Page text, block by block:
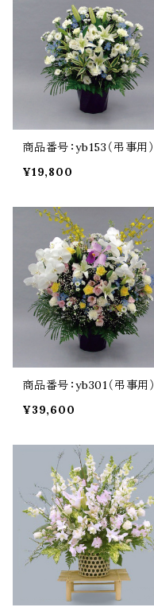
商品番号：yb153（弔事用）
¥19,800
商品番号：yb301（弔事用）
¥39,600